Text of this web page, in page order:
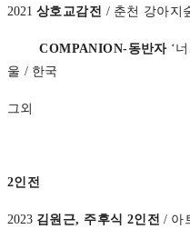
2021 상호교감전 / 춘천 강아지
COMPANION-동반자 ‘
울 / 한국
그외
2인전
2023 김원근, 주후식 2인전 / 아